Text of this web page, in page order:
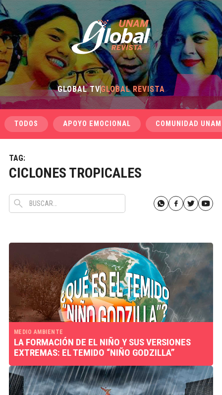
GLOBAL TVGLOBAL REVISTA
TODOS APOYO EMOCIONAL COMUNIDAD UNAM
TAG:
CICLONES TROPICALES
MEDIO AMBIENTE
LA FORMACIÓN DE EL NIÑO Y SUS VERSIONES
EXTREMAS: EL TEMIDO “NIÑO GODZILLA”